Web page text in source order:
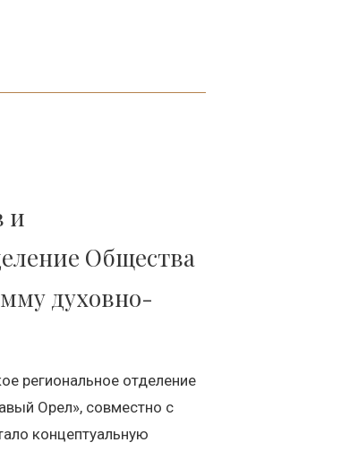
и
Общества
духовно-
региональное отделение
Орел», совместно с
концептуальную